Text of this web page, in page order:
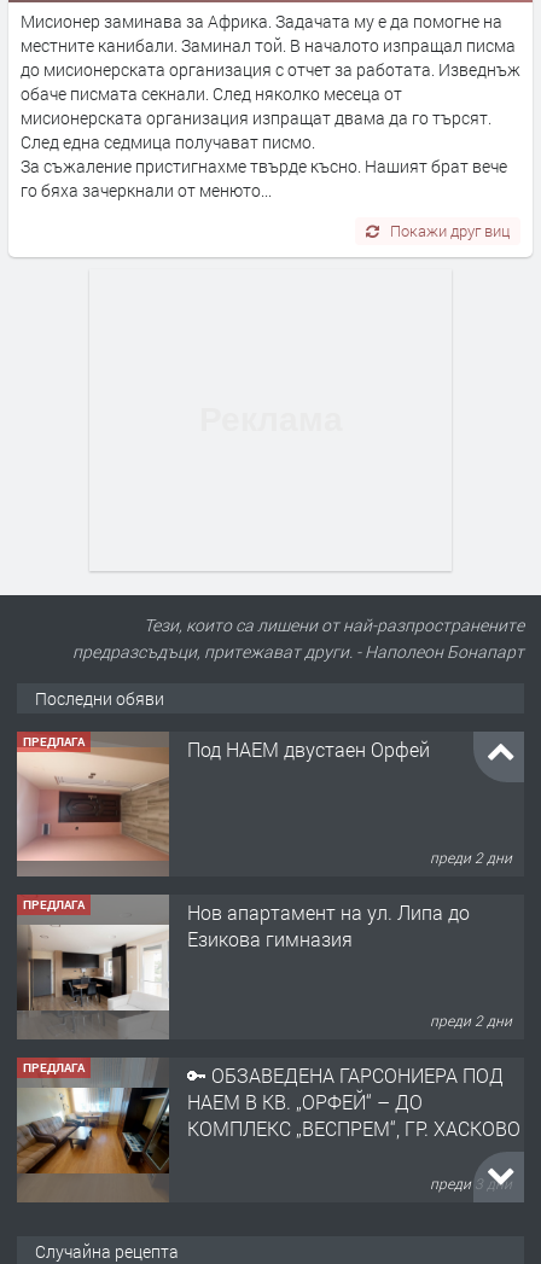
Мисионер заминава за Африка. Задачата му е да помогне на
местните канибали. Заминал той. В началото изпращал писма
до мисионерската организация с отчет за работата. Изведнъж
обаче писмата секнали. След няколко месеца от
мисионерската организация изпращат двама да го търсят.
След една седмица получават писмо.
За съжаление пристигнахме твърде късно. Нашият брат вече
го бяха зачеркнали от менюто...
Покажи друг виц
Тези, които са лишени от най-разпространените
предразсъдъци, притежават други. - Наполеон Бонапарт
Последни обяви
ПРЕДЛАГА
Езикова гимназия
ПРЕДЛАГА
НАЕМ В КВ. „ОРФЕЙ“ – ДО
КОМПЛЕКС „ВЕСПРЕМ“, ГР. ХАСКОВО
преди 3 дни
ПРЕДЛАГА
Случайна рецепта